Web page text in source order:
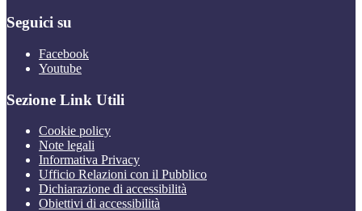
Seguici su
Facebook
Youtube
Sezione Link Utili
Cookie policy
Note legali
Informativa Privacy
Ufficio Relazioni con il Pubblico
Dichiarazione di accessibilità
Obiettivi di accessibilità